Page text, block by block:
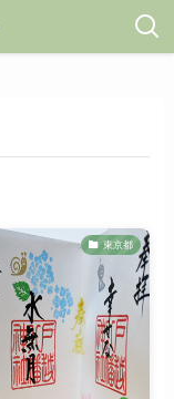
東京都